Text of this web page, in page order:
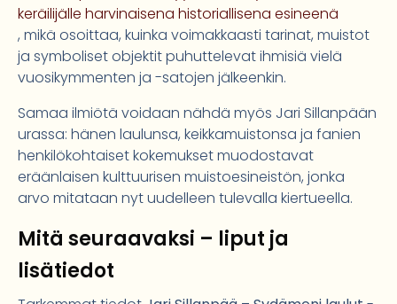
keräilijälle harvinaisena historiallisena esineenä
, mikä osoittaa, kuinka voimakkaasti tarinat, muistot
ja symboliset objektit puhuttelevat ihmisiä vielä
vuosikymmenten ja -satojen jälkeenkin.
Samaa ilmiötä voidaan nähdä myös Jari Sillanpään
urassa: hänen laulunsa, keikkamuistonsa ja fanien
henkilökohtaiset kokemukset muodostavat
eräänlaisen kulttuurisen muistoesineistön, jonka
arvo mitataan nyt uudelleen tulevalla kiertueella.
Mitä seuraavaksi – liput ja
lisätiedot